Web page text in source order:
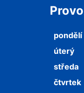
pondělí
úterý
středa
čtvrtek